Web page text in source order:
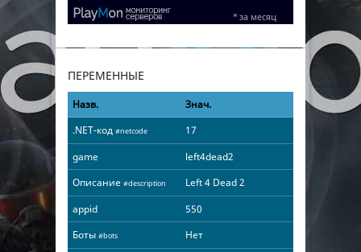
ПЕРЕМЕННЫЕ
Назв.
Знач.
.NET-код #netcode
17
game
left4dead2
Описание #description
Left 4 Dead 2
appid
550
Боты #bots
Нет